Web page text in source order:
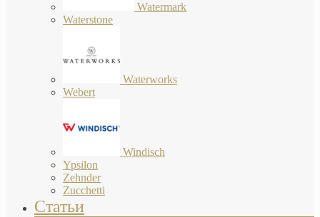
Watermark
Waterstone
Waterworks
Webert
Windisch
Ypsilon
Zehnder
Zucchetti
Статьи